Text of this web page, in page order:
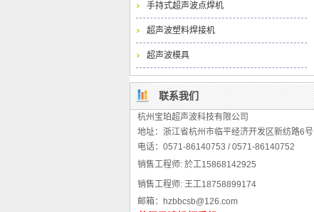
手持式超声波点焊机
超声波塑料焊接机
超声波模具
联系我们
杭州宝珀超声波科技有限公司
地址：浙江省杭州市临平经济开发区新纺路6号
电话：0571-86140753 / 0571-86140752
销售工程师: 於工15868142925
销售工程师: 王工18758899174
邮箱：hzbbcsb@126.com